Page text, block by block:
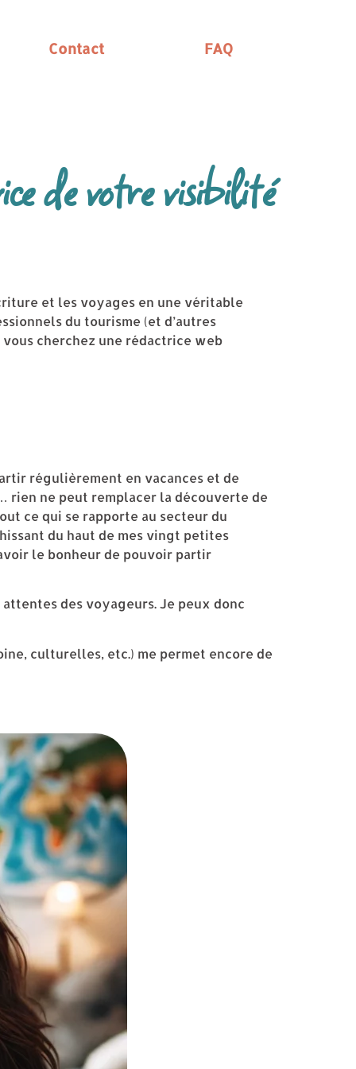
Contact FAQ
de votre visibilité
et les voyages en une véritable
du tourisme (et d’autres
cherchez une rédactrice web
régulièrement en vacances et de
rien ne peut remplacer la découverte de
ce qui se rapporte au secteur du
du haut de mes vingt petites
le bonheur de pouvoir partir
des voyageurs. Je peux donc
culturelles, etc.) me permet encore de